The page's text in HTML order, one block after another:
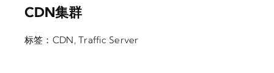
CDN集群
标签： CDN,Traffic Server